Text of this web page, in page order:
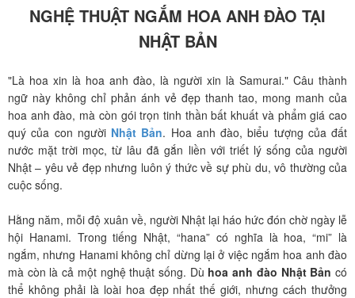
NGHỆ THUẬT NGẮM HOA ANH ĐÀO TẠI
NHẬT BẢN
"Là hoa xin là hoa anh đào, là người xin là Samurai." Câu thành
ngữ này không chỉ phản ánh vẻ đẹp thanh tao, mong manh của
hoa anh đào, mà còn gói trọn tinh thần bất khuất và phẩm giá cao
quý của con người Nhật Bản. Hoa anh đào, biểu tượng của đất
nước mặt trời mọc, từ lâu đã gắn liền với triết lý sống của người
Nhật – yêu vẻ đẹp nhưng luôn ý thức về sự phù du, vô thường của
cuộc sống.
Hằng năm, mỗi độ xuân về, người Nhật lại háo hức đón chờ ngày lễ
hội Hanami. Trong tiếng Nhật, “hana” có nghĩa là hoa, “mi” là
ngắm, nhưng Hanami không chỉ dừng lại ở việc ngắm hoa anh đào
mà còn là cả một nghệ thuật sống. Dù hoa anh đào Nhật Bản có
thể không phải là loài hoa đẹp nhất thế giới, nhưng cách thưởng